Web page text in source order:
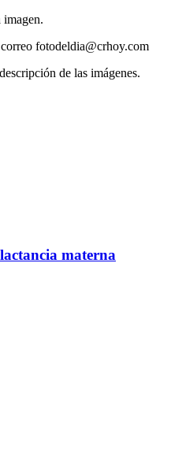
fotodeldia@crhoy.com
de las imágenes.
materna